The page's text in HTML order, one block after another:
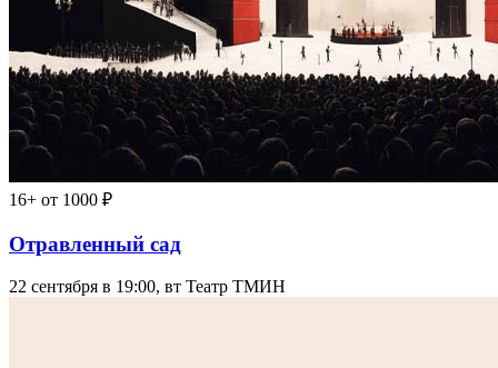
16+ от 1000 ₽
Отравленный сад
22 сентября в 19:00, вт Театр ТМИН